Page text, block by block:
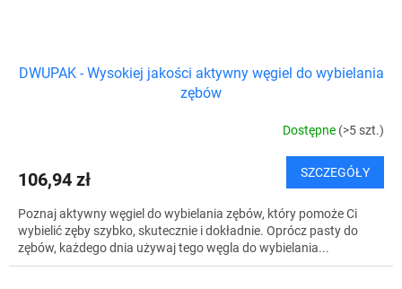
DWUPAK - Wysokiej jakości aktywny węgiel do wybielania
zębów
Dostępne (>5 szt.)
106,94 zł SZCZEGÓŁY
Poznaj aktywny węgiel do wybielania zębów, który pomoże Ci
wybielić zęby szybko, skutecznie i dokładnie. Oprócz pasty do
zębów, każdego dnia używaj tego węgla do wybielania...